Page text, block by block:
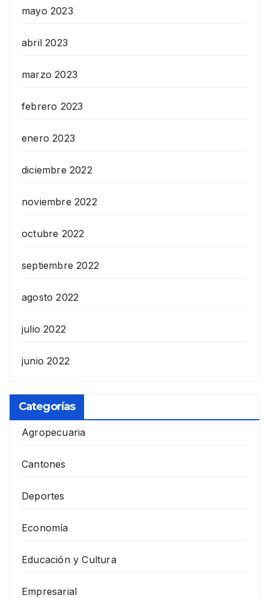
mayo 2023
abril 2023
marzo 2023
febrero 2023
enero 2023
diciembre 2022
noviembre 2022
octubre 2022
septiembre 2022
agosto 2022
julio 2022
junio 2022
Categorías
Agropecuaria
Cantones
Deportes
Economía
Educación y Cultura
Empresarial